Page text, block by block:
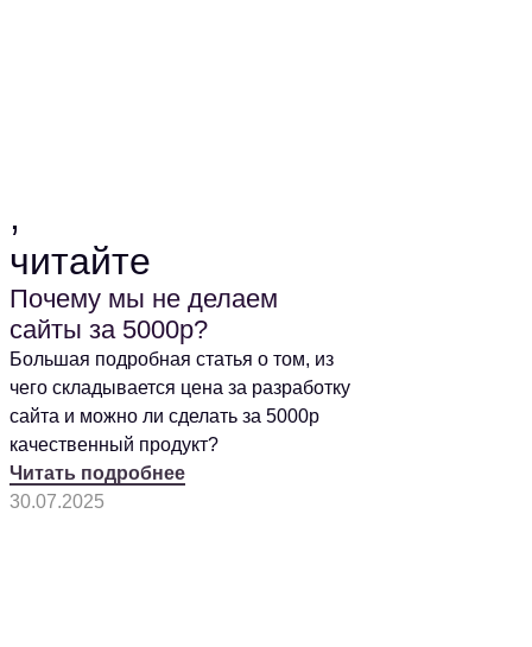
,
читайте
Почему мы не делаем
сайты за 5000р?
Большая подробная статья о том, из
чего складывается цена за разработку
сайта и можно ли сделать за 5000р
качественный продукт?
Читать подробнее
30.07.2025